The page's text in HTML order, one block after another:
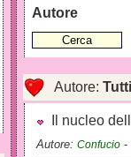
Autore
Autore: Tutti
Il nucleo
Autore: Confucio -